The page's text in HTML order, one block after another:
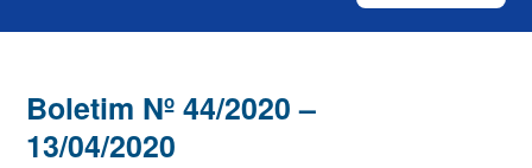
Boletim Nº 44/2020 –
13/04/2020